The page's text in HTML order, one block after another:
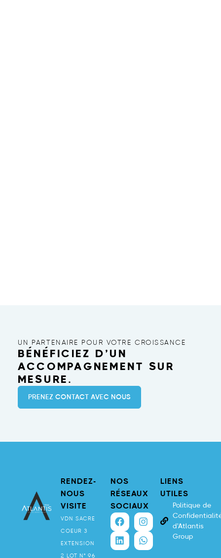
UN PARTENAIRE POUR VOTRE CROISSANCE
BÉNÉFICIEZ D’UN
ACCOMPAGNEMENT SUR
MESURE.
PRENEZ CONTACT AVEC NOUS
RENDEZ-
NOUS
VISITE
VDN SACRE
COEUR 3
EXTENSION
2 LOT N° 96
NOS
RÉSEAUX
SOCIAUX
LIENS
UTILES
Politique de
d'Atlantis
Group